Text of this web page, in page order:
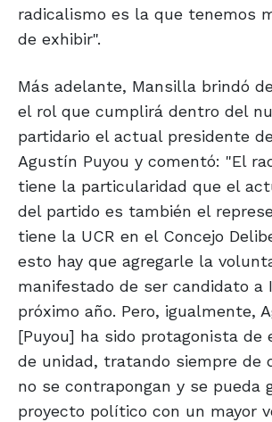
radicalismo es la que tenemos
de exhibir".
Más adelante, Mansilla brindó
el rol que cumplirá dentro del
partidario el actual presidente
Agustín Puyou y comentó: "El
tiene la particularidad que el
del partido es también el
tiene la UCR en el Concejo
esto hay que agregarle la
manifestado de ser candidato a
próximo año. Pero, igualmente,
[Puyou] ha sido protagonista de
de unidad, tratando siempre de
no se contrapongan y se pueda
proyecto político con un mayor